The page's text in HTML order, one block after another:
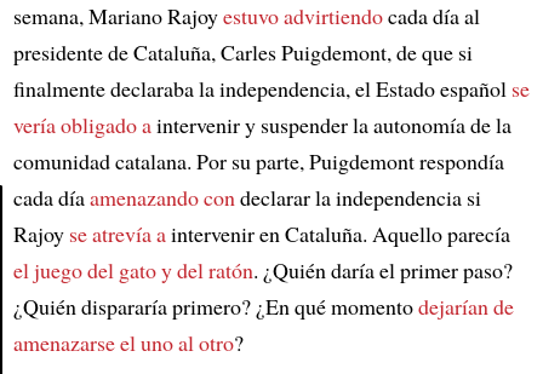
semana, Mariano Rajoyestuvo advirtiendocada día al
presidente de Cataluña, Carles Puigdemont, de que si
finalmente declaraba la independencia, el Estado español se
vería obligado aintervenir y suspender la autonomía de la
comunidad catalana. Por su parte, Puigdemont respondía
cada díaamenazando condeclarar la independencia si
Rajoy se atrevía aintervenir en Cataluña. Aquello parecía
el juego del gato y del ratón. ¿Quién daría el primer paso?
¿Quién dispararía primero? ¿En qué momentodejarían de
amenazarse el uno al otro?